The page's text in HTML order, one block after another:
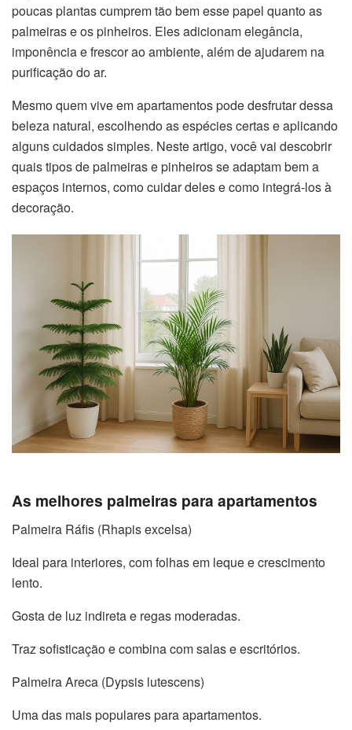
poucas plantas cumprem tão bem esse papel quanto as
palmeiras e os pinheiros. Eles adicionam elegância,
imponência e frescor ao ambiente, além de ajudarem na
purificação do ar.
Mesmo quem vive em apartamentos pode desfrutar dessa
beleza natural, escolhendo as espécies certas e aplicando
alguns cuidados simples. Neste artigo, você vai descobrir
quais tipos de palmeiras e pinheiros se adaptam bem a
espaços internos, como cuidar deles e como integrá-los à
decoração.
As melhores palmeiras para apartamentos
Palmeira Ráfis (Rhapis excelsa)
Ideal para interiores, com folhas em leque e crescimento
lento.
Gosta de luz indireta e regas moderadas.
Traz sofisticação e combina com salas e escritórios.
Palmeira Areca (Dypsis lutescens)
Uma das mais populares para apartamentos.